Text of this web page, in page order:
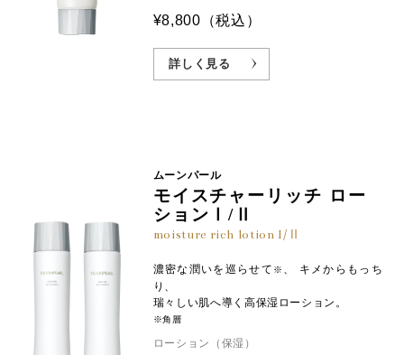
¥8,800 （税込）
詳しく見る
ムーンパール
モイスチャーリッチ ロー
ションⅠ/Ⅱ
moisture rich lotion I/Ⅱ
濃密な潤いを巡らせて ※
、 キメからもっち
り、
瑞々しい肌へ導く高保湿ローション。
※角層
ローション（保湿）